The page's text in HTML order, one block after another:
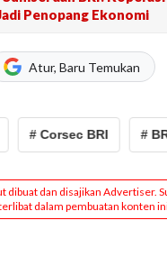
Penopang Ekonomi
Atur, Baru Temukan
# Corsec BRI # BRI